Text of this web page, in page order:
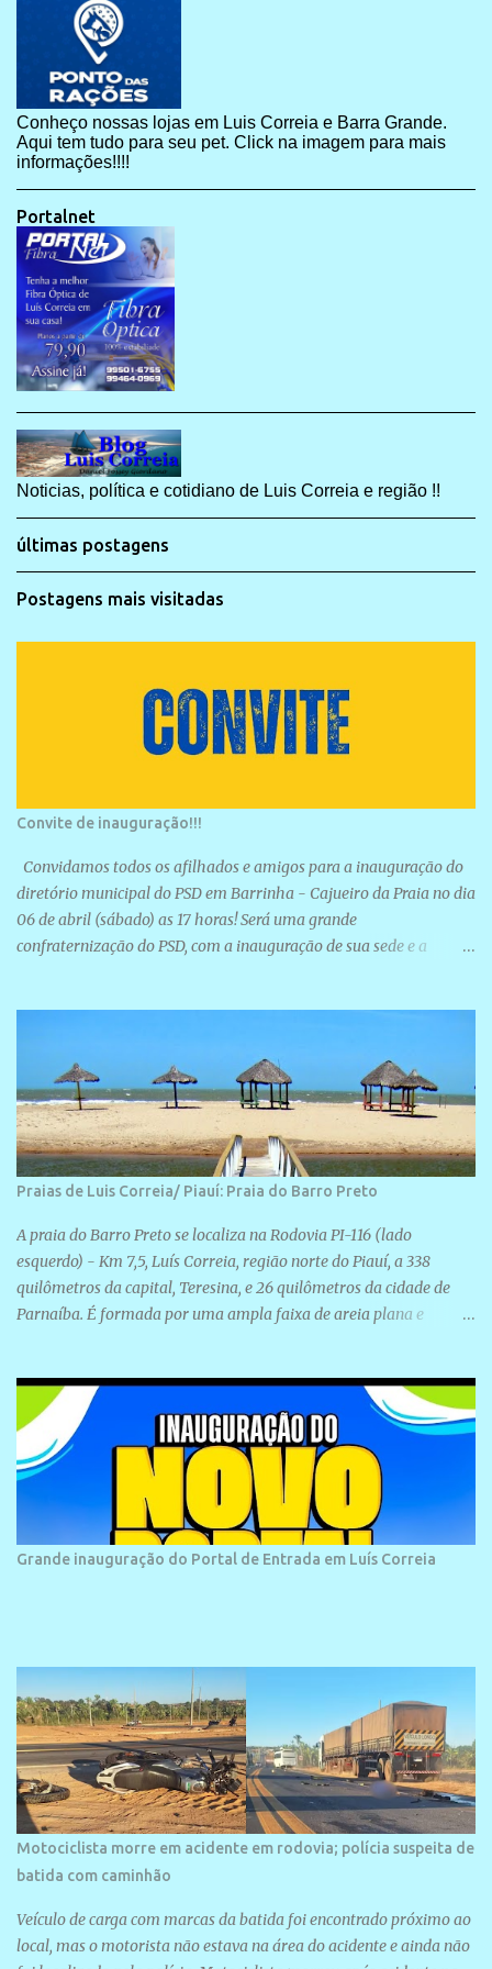
Conheço nossas lojas em Luis Correia e Barra Grande.
Aqui tem tudo para seu pet. Click na imagem para mais
informações!!!!
Portalnet
Noticias, política e cotidiano de Luis Correia e região !!
últimas postagens
Postagens mais visitadas
Convite de inauguração!!!
Convidamos todos os afilhados e amigos para a inauguração do
diretório municipal do PSD em Barrinha - Cajueiro da Praia no dia
06 de abril (sábado) as 17 horas! Será uma grande
confraternização do PSD, com a inauguração de sua sede e a
Praias de Luis Correia/ Piauí: Praia do Barro Preto
A praia do Barro Preto se localiza na Rodovia PI-116 (lado
esquerdo) - Km 7,5, Luís Correia, região norte do Piauí, a 338
quilômetros da capital, Teresina, e 26 quilômetros da cidade de
Parnaíba. É formada por uma ampla faixa de areia plana e
devido ao extensivo molhe de pedras que não chegam a 2 metros
de altura, não apresentando dunas em seu espaço geográfico. Não
se sabe ao certo porque a praia leva esse nome, e muitas das suas
historias foram esquecidas ao longo do tempo. A praia é
frequentada por moradores e turistas, em geral veranistas
piauienses e, em menor número, pessoas de estados vizinhos. O
bairro onde se localiza a praia é palco de amplos investimentos e
Grande inauguração do Portal de Entrada em Luís Correia
Motociclista morre em acidente em rodovia; polícia suspeita de
batida com caminhão
Veículo de carga com marcas da batida foi encontrado próximo ao
local, mas o motorista não estava na área do acidente e ainda não